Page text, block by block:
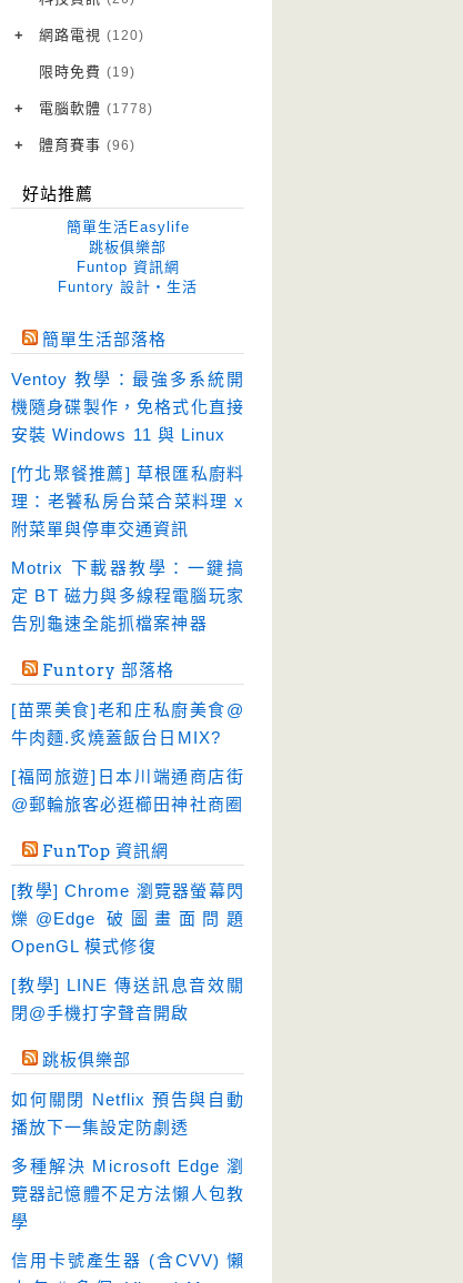
越獄JB
+ 網路電視 (120)
電視影集
電視節目
限時免費 (19)
+ 電腦軟體 (1778)
作業系統
優化軟體 (38)
光碟工具 (33)
免安裝 (641)
即時通訊 (23)
壓縮軟體 (9)
安全防護 (55)
影音播放 (51)
影音轉檔 (81)
教育學習 (23)
文書工具 (91)
畫面擷取 (36)
看圖程式 (17)
硬碟工具 (64)
系統工具 (242)
(188)
翻譯軟體 (3)
輸入法 (4)
+ 體育賽事 (96)
好站推薦
簡單生活Easylife
跳板俱樂部
Funtop 資訊網
Funtory 設計‧生活
簡單生活部落格
Ventoy 教學：最強多系統開
機隨身碟製作，免格式化直接
安裝 Windows 11 與 Linux
[竹北聚餐推薦] 草根匯私廚料
理：老饕私房台菜合菜料理 x
附菜單與停車交通資訊
Motrix 下載器教學：一鍵搞
定 BT 磁力與多線程電腦玩家
告別龜速全能抓檔案神器
Funtory 部落格
[苗栗美食]老和庄私廚美食@
牛肉麵.炙燒蓋飯台日MIX?
[福岡旅遊]日本川端通商店街
@郵輪旅客必逛櫛田神社商圈
FunTop 資訊網
[教學] Chrome 瀏覽器螢幕閃
爍@Edge 破圖畫面問題
OpenGL 模式修復
[教學] LINE 傳送訊息音效關
閉@手機打字聲音開啟
跳板俱樂部
如何關閉 Netflix 預告與自動
播放下一集設定防劇透
多種解決 Microsoft Edge 瀏
覽器記憶體不足方法懶人包教
學
信用卡號產生器 (含CVV) 懶